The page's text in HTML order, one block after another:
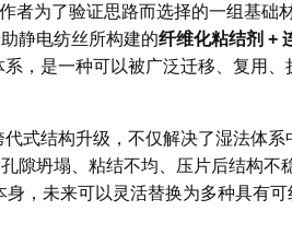
者为了验证思路而选择的一组基础
静电纺丝所构建的纤维化粘结剂 +
，是一种可以被广泛迁移、复用、
代式结构升级，不仅解决了湿法体系
隙坍塌、粘结不均、压片后结构不
身 ，未来可以灵活替换为多种具有